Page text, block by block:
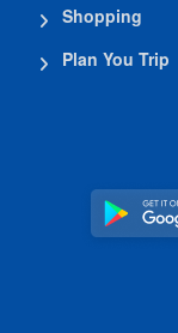
Shopping
Plan You Trip